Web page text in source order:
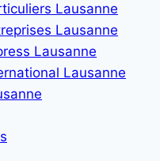
Lausanne
Lausanne
Lausanne
Lausanne